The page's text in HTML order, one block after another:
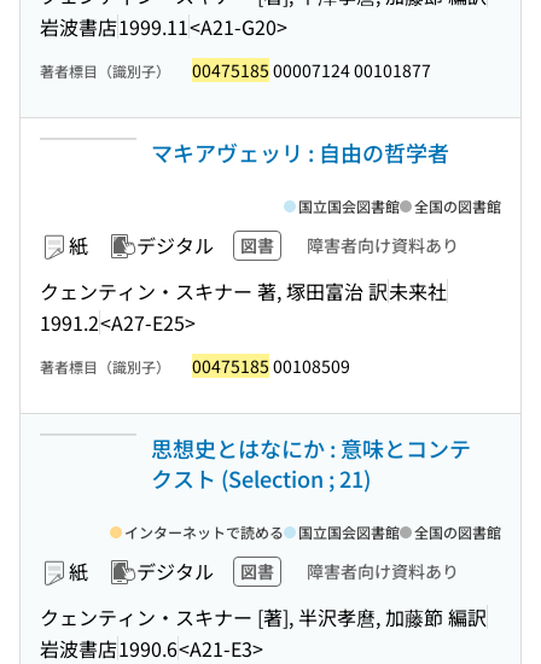
岩波書店1999.11<A21-G20>
著者標目（識別子） 00475185 00007124 00101877
マキアヴェッリ : 自由の哲学者
紙 デジタル 図書 障害者向け資料あり
クェンティン・スキナー 著, 塚田富治 訳未来社
1991.2<A27-E25>
国立国会図書館 全国の図書館
著者標目（識別子） 00475185 00108509
思想史とはなにか : 意味とコンテ
クスト (Selection ; 21)
紙 デジタル 図書 障害者向け資料あり
クェンティン・スキナー [著], 半沢孝麿, 加藤節 編訳
岩波書店1990.6<A21-E3>
インターネットで読める 国立国会図書館 全国の図書館